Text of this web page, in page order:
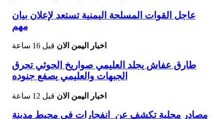
عاجل القوات المسلحة اليمنية تستعد لإعلان بيان
مهم
اخبار اليمن الان قبل 16 ساعة
طارق عفاش يجلد العليمي صواريخ الحوثي تحرق
الجبهات والعليمي يصفع جنوده
اخبار اليمن الان قبل 12 ساعة
مصادر محلية تكشف عن انفجارات في محيط مدينة